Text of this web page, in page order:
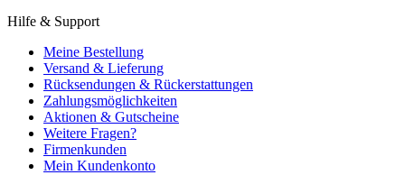
Hilfe & Support
Meine Bestellung
Versand & Lieferung
Rücksendungen & Rückerstattungen
Zahlungsmöglichkeiten
Aktionen & Gutscheine
Weitere Fragen?
Firmenkunden
Mein Kundenkonto